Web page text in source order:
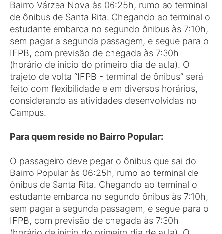
Bairro Várzea Nova às 06:25h, rumo ao terminal
de ônibus de Santa Rita. Chegando ao terminal o
estudante embarca no segundo ônibus às 7:10h,
sem pagar a segunda passagem, e segue para o
IFPB, com previsão de chegada às 7:30h
(horário de início do primeiro dia de aula). O
trajeto de volta “IFPB - terminal de ônibus” será
feito com flexibilidade e em diversos horários,
considerando as atividades desenvolvidas no
Campus.
Para quem reside no Bairro Popular:
O passageiro deve pegar o ônibus que sai do
Bairro Popular às 06:25h, rumo ao terminal de
ônibus de Santa Rita. Chegando ao terminal o
estudante embarca no segundo ônibus às 7:10h,
sem pagar a segunda passagem, e segue para o
IFPB, com previsão de chegada às 7:30h